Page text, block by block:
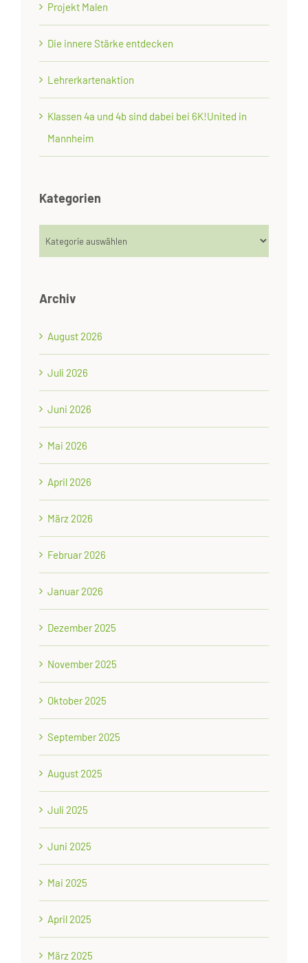
Projekt Malen
Die innere Stärke entdecken
Lehrerkartenaktion
Klassen 4a und 4b sind dabei bei 6K!United in
Mannheim
Kategorien
Kategorien
Archiv
August 2026
Juli 2026
Juni 2026
Mai 2026
April 2026
März 2026
Februar 2026
Januar 2026
Dezember 2025
November 2025
Oktober 2025
September 2025
August 2025
Juli 2025
Juni 2025
Mai 2025
April 2025
März 2025